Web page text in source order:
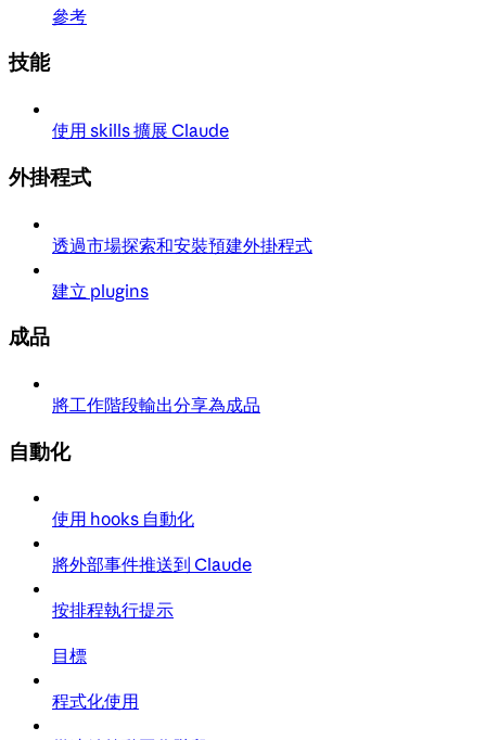
參考
技能
使用 skills 擴展 Claude
外掛程式
透過市場探索和安裝預建外掛程式
建立 plugins
成品
將工作階段輸出分享為成品
自動化
使用 hooks 自動化
將外部事件推送到 Claude
按排程執行提示
目標
程式化使用